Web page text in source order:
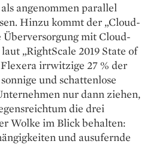
angenommen parallel
Hinzu kommt der „Cloud-
Überversorgung mit Cloud-
„RightScale 2019 State of
irrwitzige 27 % der
und schattenlose
nur dann ziehen,
die drei
Wolke im Blick behalten:
und ausufernde